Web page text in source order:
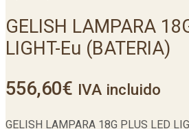
GELISH LAMPARA
LIGHT-Eu (BATERIA)
556,60€ IVA incluido
GELISH LAMPARA 18G PLUS LED